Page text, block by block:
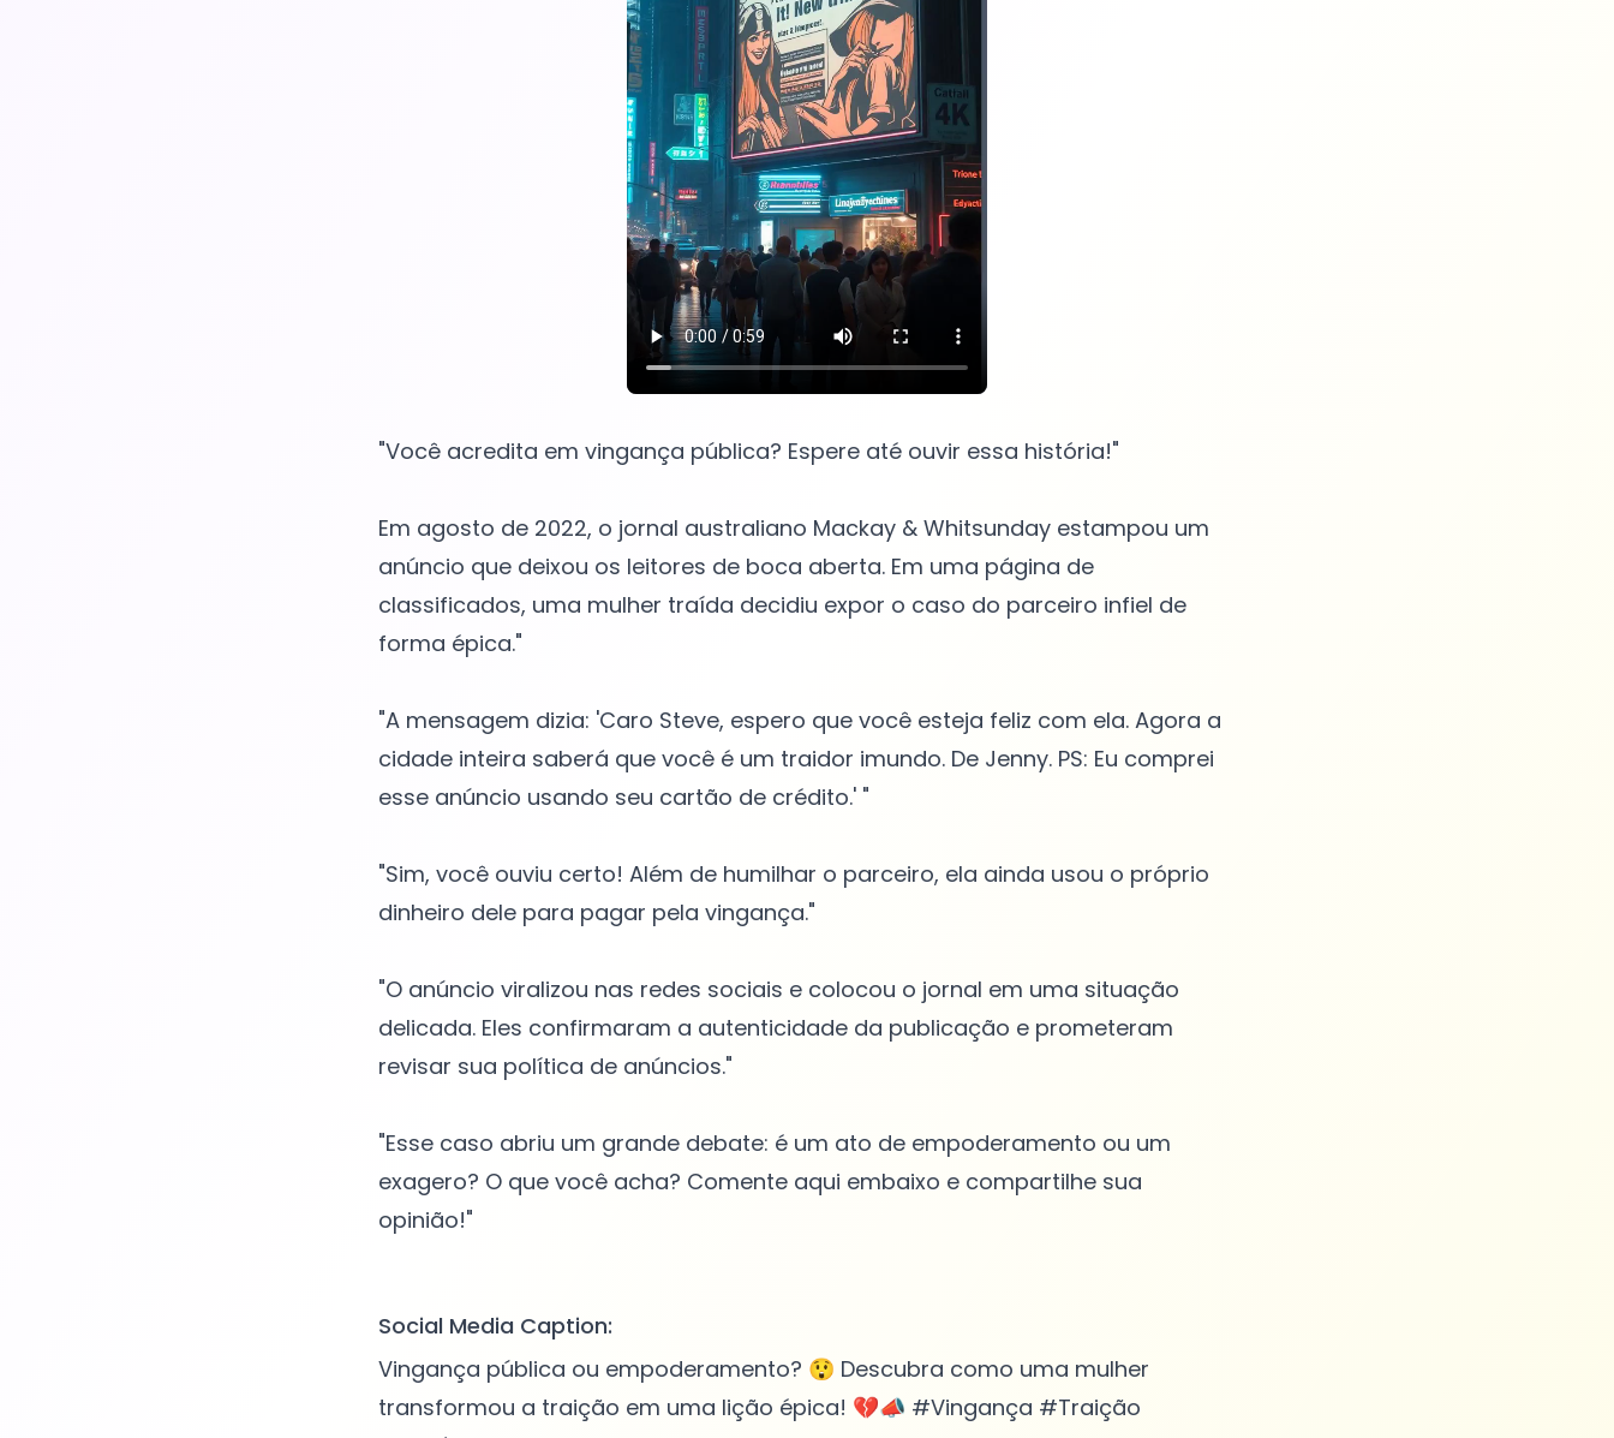
"Você acredita em vingança pública? Espere até ouvir essa história!"
Em agosto de 2022, o jornal australiano Mackay & Whitsunday estampou um
anúncio que deixou os leitores de boca aberta. Em uma página de
classificados, uma mulher traída decidiu expor o caso do parceiro infiel de
forma épica."
"A mensagem dizia: 'Caro Steve, espero que você esteja feliz com ela. Agora a
cidade inteira saberá que você é um traidor imundo. De Jenny. PS: Eu comprei
esse anúncio usando seu cartão de crédito.' "
"Sim, você ouviu certo! Além de humilhar o parceiro, ela ainda usou o próprio
dinheiro dele para pagar pela vingança."
"O anúncio viralizou nas redes sociais e colocou o jornal em uma situação
delicada. Eles confirmaram a autenticidade da publicação e prometeram
revisar sua política de anúncios."
"Esse caso abriu um grande debate: é um ato de empoderamento ou um
exagero? O que você acha? Comente aqui embaixo e compartilhe sua
opinião!"
Social Media Caption:
Vingança pública ou empoderamento? 😲 Descubra como uma mulher
transformou a traição em uma lição épica! 💔📣 #Vingança #Traição